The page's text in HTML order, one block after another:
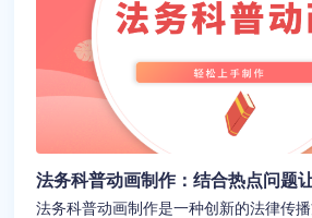
法务科普动画制作：结合热点问题
法务科普动画制作是一种创新的法律传